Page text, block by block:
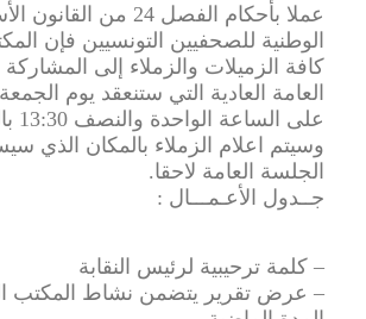
عملا بأحكام الفصل 24 من
الوطنية للصحفيين التونسيين فإن
كافة الزميلات والزملاء إلى
وسيتم اعلام الزملاء بالمكان الذي
الجلسة العامة لاحقا.
جــدول الأعـمـــال :
– كلمة ترحيبية لرئيس النقابة
– عرض تقرير يتضمن نشاط المكتب